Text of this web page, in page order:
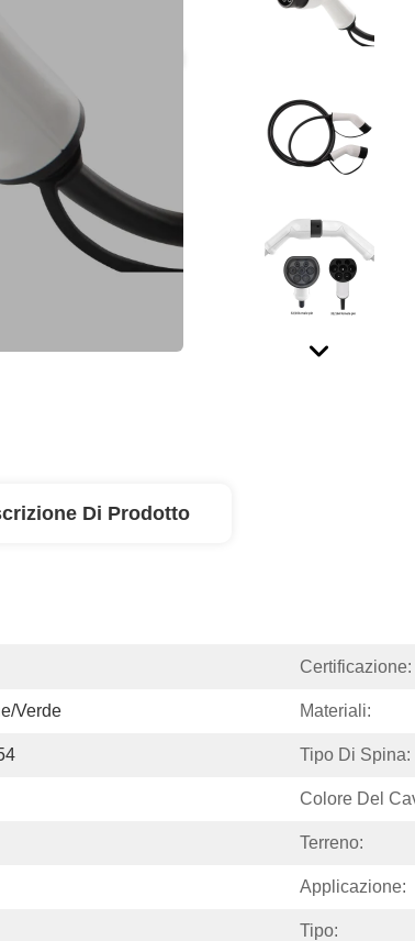
Di Prodotto
Certificazione:
verde Materiali:
Tipo Di Spina:
Colore Del
Terreno:
Applicazione:
Tipo: